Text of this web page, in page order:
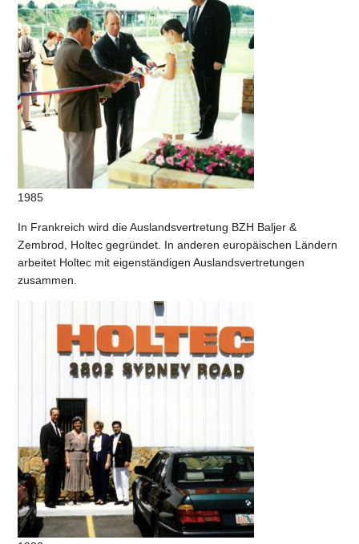
1985
In Frankreich wird die Auslandsvertretung BZH Baljer &
Zembrod, Holtec gegründet. In anderen europäischen Ländern
arbeitet Holtec mit eigenständigen Auslandsvertretungen
zusammen.